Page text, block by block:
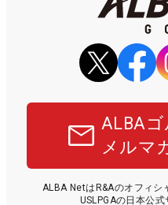
ALBA
メルマ
ALBA NetはR&Aのオフィシ
USLPGAの日本公式